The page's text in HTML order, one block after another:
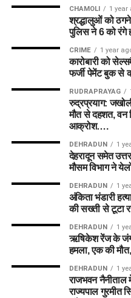
CHAMOLI 1 year
श्रद्धालुओं को ठगने
पुलिस ने 6 को रंगे
CRIME 1 year
कारोबारी को
फर्जी पेमेंट बुक से
RUDRAPRAYAG
रुद्रप्रयाग:
मौत से दहशत, वन
आक्रोश….
DEHRADUN 1
देहरादून समेत
मौसम विभाग ने
DEHRADUN 1
अंकिता भंडारी
की सख्ती से टूटा
DEHRADUN 1
ऋषिकेश रेंज के
हमला, एक की
DEHRADUN 1
राजभवन नैनीताल
राज्यपाल गुरमीत